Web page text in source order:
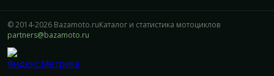
© 2014-2026 Bazamoto.ruКаталог и статистика мотоциклов
partners@bazamoto.ru